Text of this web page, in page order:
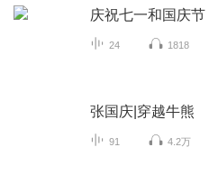
庆祝七一和国庆节
24 1818
张国庆|穿越牛熊
91 4.2万